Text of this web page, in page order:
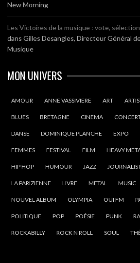
New Morning
Les Victoires de la musique : vote,
dans Gilles Desangles, Directeur Général
Musique
MON UNIVERS
AMOUR ANNE VASSIVIERE ART
BLUES BRETAGNE CINEMA
DANSE DOMINIQUE PLANCHE EXPO
FEMMES FESTIVAL FILM HEAVY
HIP HOP HUMOUR JAZZ
LA PARIZIENNE LIVRE METAL MUSIC
NOUVEL ALBUM OLYMPIA OUI FM
POLITIQUE POP POÉSIE PUNK
ROCKABILLY ROCK N ROLL SOUL